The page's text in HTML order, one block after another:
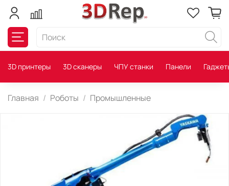
3D принтеры 3D сканеры ЧПУ станки Панели
Главная Роботы Промышленные